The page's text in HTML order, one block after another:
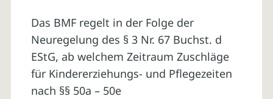
Das BMF regelt in der Folge der
Neuregelung des § 3 Nr. 67 Buchst. d
EStG, ab welchem Zeitraum Zuschläge
für Kindererziehungs- und Pflegezeiten
nach §§ 50a – 50e